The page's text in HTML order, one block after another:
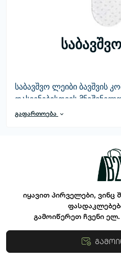
საბავშვო ლეიბი ბავშვის
დასვენებისთვის
შეიძინეთ ბითუმჯიზე
გაფართოება
იყავით პირველები, ვინც
გამოიწერეთ ჩვენი
წესები და